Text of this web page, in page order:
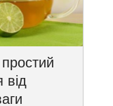
від